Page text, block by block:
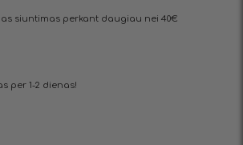
siuntimas perkant daugiau nei 40€
per 1-2 dienas!